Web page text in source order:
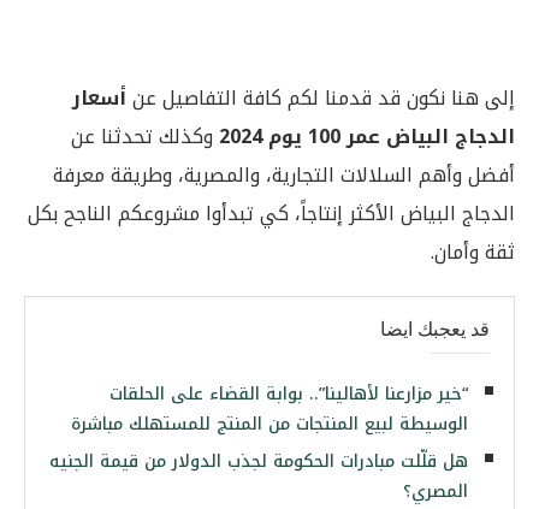
إلى هنا نكون قد قدمنا لكم كافة التفاصيل عنأسعار
الدجاج البياض عمر 100 يوم 2024
وكذلك تحدثنا عن
أفضل وأهم السلالات التجارية، والمصرية، وطريقة معرفة
الدجاج البياض الأكثر إنتاجاً، كي تبدأوا مشروعكم الناجح بكل
ثقة وأمان.
قد يعجبك ايضا
“خير مزارعنا لأهالينا”.. بوابة القضاء على الحلقات
الوسيطة لبيع المنتجات من المنتج للمستهلك مباشرة
هل قلّلت مبادرات الحكومة لجذب الدولار من قيمة الجنيه
المصري؟